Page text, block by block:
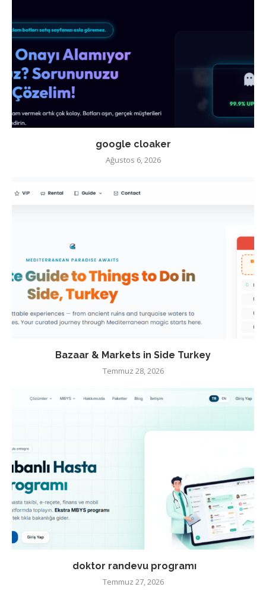
google cloaker
Ağustos 6, 2026
Bazaar & Markets in Side Turkey
Temmuz 28, 2026
doktor randevu programı
Temmuz 27, 2026